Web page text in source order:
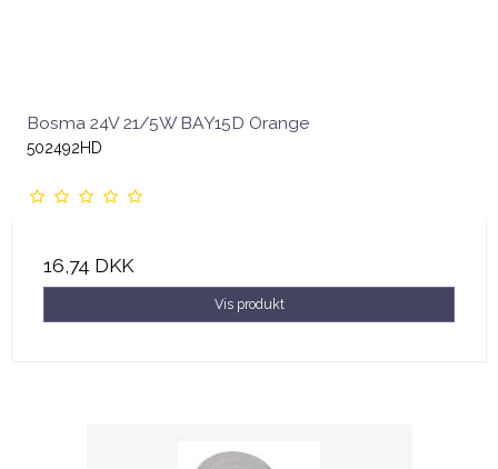
Bosma 24V 21/5W BAY15D Orange
502492HD
16,74 DKK
Vis produkt